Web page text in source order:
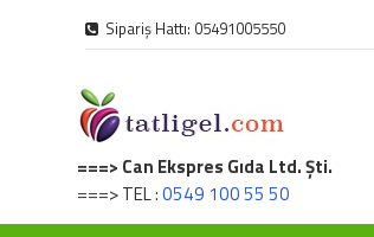
Sipariş Hattı: 05491005550
===> Can Ekspres Gıda Ltd. Şti.
===> TEL :0549 100 55 50